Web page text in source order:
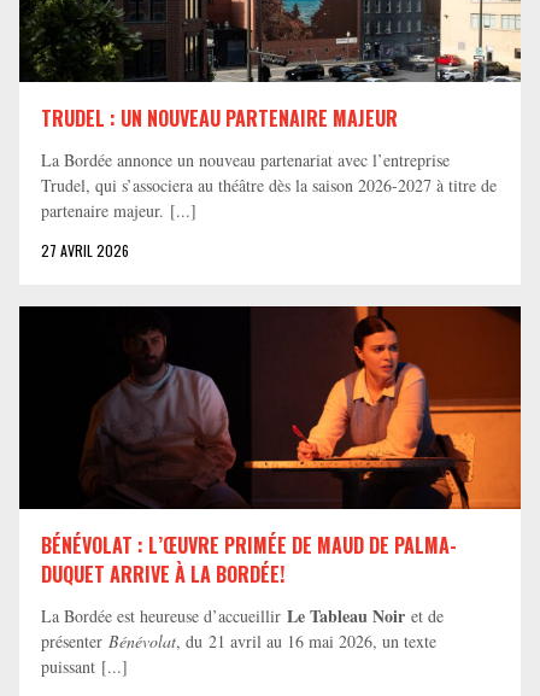
TRUDEL : UN NOUVEAU PARTENAIRE MAJEUR
La Bordée annonce un nouveau partenariat avec l’entreprise
Trudel, qui s’associera au théâtre dès la saison 2026-2027 à titre de
partenaire majeur. [...]
27 AVRIL 2026
BÉNÉVOLAT : L’ŒUVRE PRIMÉE DE MAUD DE PALMA-
DUQUET ARRIVE À LA BORDÉE!
La Bordée est heureuse d’accueillir Le Tableau Noir et de
présenter Bénévolat, du 21 avril au 16 mai 2026, un texte
puissant [...]